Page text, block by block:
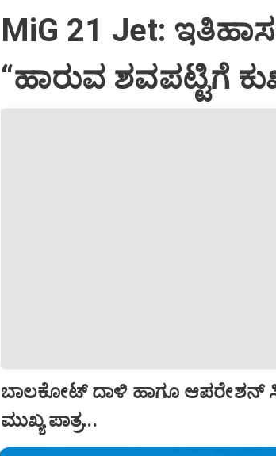
MiG 21 Jet:
“ಹಾರುವ ಶವಪಟ್ಟಿಗೆ
ಬಾಲಕೋಟ್‌ ದಾಳಿ ಹಾಗೂ ಆಪರೇಶನ್‌
ಮುಖ್ಯ ಪಾತ್ರ...